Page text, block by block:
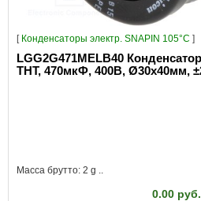
[ Конденсаторы электр. SNAPIN 105°C ]
LGG2G471MELB40
THT, 470мкФ, 400В, Ø30x40мм,
Масса брутто: 2 g ..
0.00 руб.